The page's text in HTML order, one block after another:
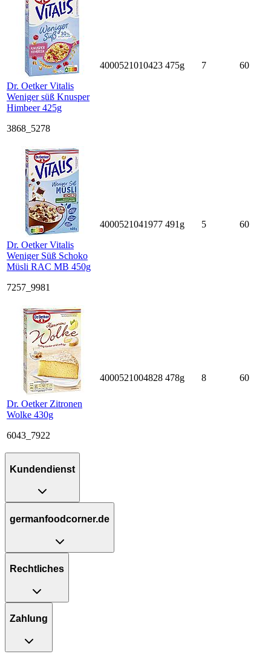
Dr. Oetker Vitalis
Weniger süß Knusper
Himbeer 425g
3868_5278
4000521010423 475g 7 60
Dr. Oetker Vitalis
Weniger Süß Schoko
Müsli RAC MB 450g
7257_9981
4000521041977 491g 5 60
Dr. Oetker Zitronen
Wolke 430g
6043_7922
4000521004828 478g 8 60
Kundendienst
germanfoodcorner.de
Rechtliches
Zahlung